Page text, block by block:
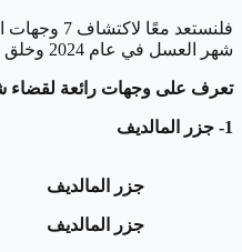
فلنستعد
شهر العسل في عام 2024 وخلق ذكريات تدوم مدى الحياة.
تعرف على وجهات رائعة
1- جزر المالديف
جزر المالديف
جزر المالديف